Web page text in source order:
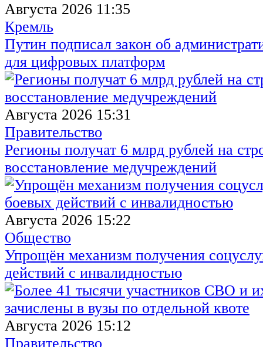
Августа 2026 11:35
Кремль
Путин подписал закон об
для цифровых платформ
Августа 2026 15:31
Правительство
Регионы получат 6 млрд рублей на
восстановление медучреждений
Августа 2026 15:22
Общество
Упрощён механизм получения
действий с инвалидностью
Августа 2026 15:12
Правительство